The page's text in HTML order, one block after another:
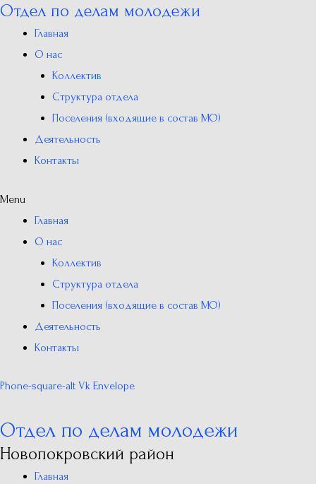
Перейти
содержимому
Отдел по делам молодежи
Главная
О нас
Коллектив
Структура отдела
Поселения (входящие в состав МО)
Деятельность
Контакты
Menu
Главная
О нас
Коллектив
Структура отдела
Поселения (входящие в состав МО)
Деятельность
Контакты
Phone-square-alt Vk Envelope
Отдел по делам молодежи
Новопокровский район
Главная